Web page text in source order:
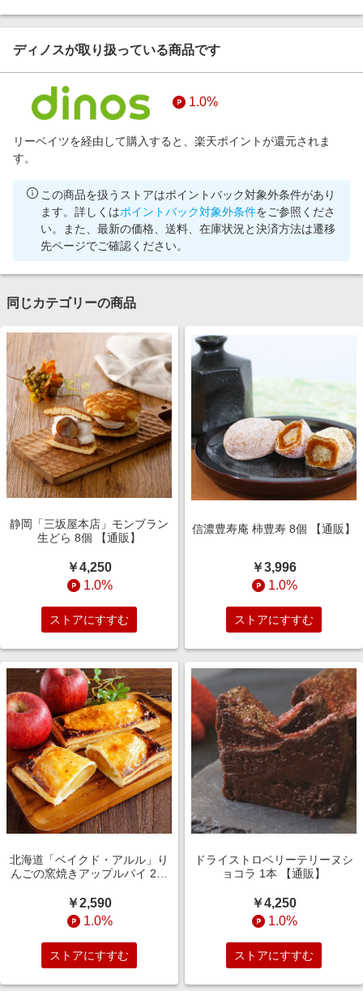
ディノスが取り扱っている商品です
1.0%
リーベイツを経由して購入すると、楽天ポイントが還元されま
す。
この商品を扱うストアはポイントバック対象外条件があり
ます。詳しくはポイントバック対象外条件をご参照くださ
い。また、最新の価格、送料、在庫状況と決済方法は遷移
先ページでご確認ください。
同じカテゴリーの商品
静岡「三坂屋本店」モンブラン
生どら 8個 【通販】
￥4,250
1.0%
ストアにすすむ
信濃豊寿庵 柿豊寿 8個 【通販】
￥3,996
1.0%
ストアにすすむ
北海道「ベイクド・アルル」り
んごの窯焼きアップルパイ 2個
￥2,590
1.0%
ストアにすすむ
ドライストロベリーテリーヌシ
ョコラ 1本 【通販】
￥4,250
1.0%
ストアにすすむ